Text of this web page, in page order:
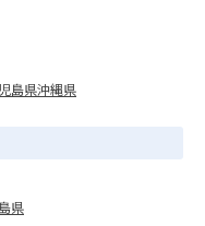
島県沖縄県
県